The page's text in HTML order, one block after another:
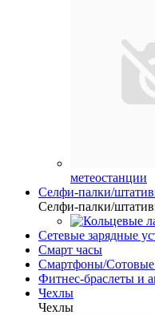
метеостанции
Селфи-палки/
Селфи-палки/
Сетевые зарядные
Смарт часы
Смартфоны/
Фитнес-браслеты и
Чехлы
Чехлы